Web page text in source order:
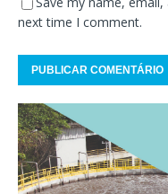
next time I comment.